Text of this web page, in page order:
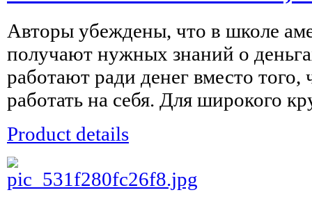
Авторы убеждены, что в школе
получают нужных знаний о
работают ради денег вместо того,
работать на себя. Для широкого
Product details